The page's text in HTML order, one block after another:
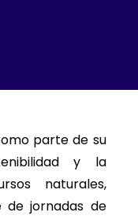
parte de su
y la
naturales,
de jornadas de